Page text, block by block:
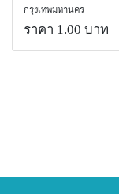
กรุงเทพมหานคร
ราคา 1.00 บาท